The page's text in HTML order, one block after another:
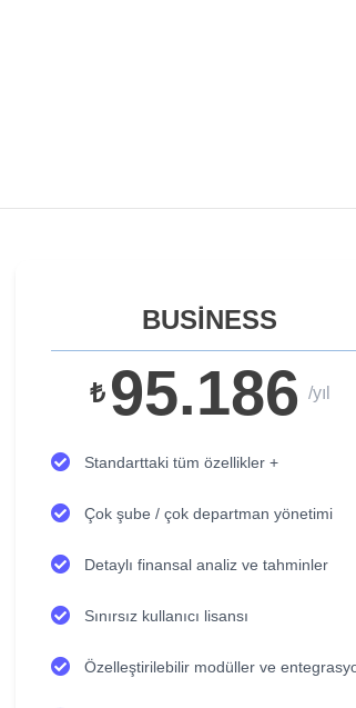
BUSİNESS
₺ 95.186 /yıl
Standarttaki tüm özellikler +
Çok şube / çok departman yönetimi
Detaylı finansal analiz ve tahminler
Sınırsız kullanıcı lisansı
Özelleştirilebilir modüller ve